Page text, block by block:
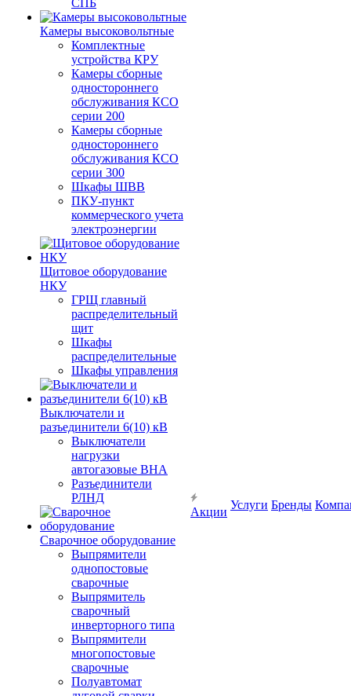
СПБ
Камеры высоковольтные
Комплектные
устройства КРУ
Камеры сборные
одностороннего
обслуживания КСО
серии 200
Камеры сборные
одностороннего
обслуживания КСО
серии 300
Шкафы ШВВ
ПКУ-пункт
коммерческого учета
электроэнергии
Щитовое оборудование
НКУ
ГРЩ главный
распределительный
щит
Шкафы
распределительные
Шкафы управления
Выключатели и
разъединители 6(10) кВ
Выключатели
нагрузки
автогазовые ВНА
Разъединители
РЛНД
Сварочное оборудование
Выпрямители
однопостовые
сварочные
Выпрямитель
сварочный
инверторного типа
Выпрямители
многопостовые
сварочные
Полуавтомат
Акции
Услуги Бренды